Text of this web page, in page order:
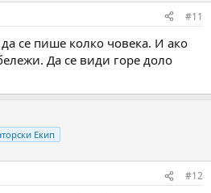
#11
се пише колко човека. И ако
Да се види горе доло
Екип
#12